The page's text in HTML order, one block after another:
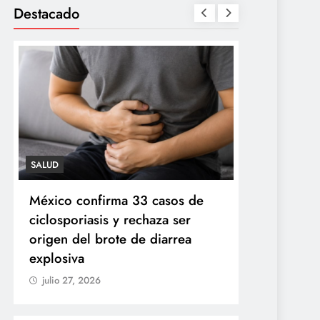
Destacado
SALUD
México confirma 33 casos de
ciclosporiasis y rechaza ser
origen del brote de diarrea
explosiva
julio 27, 2026